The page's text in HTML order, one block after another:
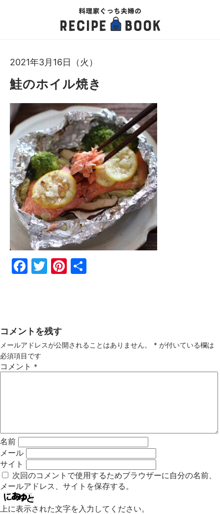
2021年3月16日（火）
鮭のホイル焼き
Fac
Twi
Pin
コメントを残す
メールアドレスが公開されることはありません。 * が付いている欄は
必須項目です
コメント *
名前
メール
サイト
次回のコメントで使用するためブラウザーに自分の名前、
メールアドレス、サイトを保存する。
上に表示された文字を入力してください。